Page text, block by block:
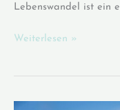
Lebenswandel ist ein
Die
ist
Weiterlesen »